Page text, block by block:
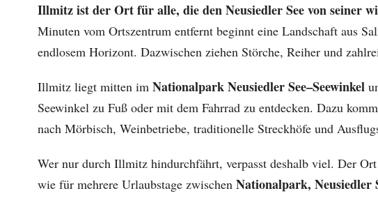
Illmitz ist der Ort für alle, die den Neusiedler See von seiner
Minuten vom Ortszentrum entfernt beginnt eine Landschaft aus
endlosem Horizont. Dazwischen ziehen Störche, Reiher und
Illmitz liegt mitten im Nationalpark Neusiedler See–Seewinkel
Seewinkel zu Fuß oder mit dem Fahrrad zu entdecken. Dazu
nach Mörbisch, Weinbetriebe, traditionelle Streckhöfe und
Wer nur durch Illmitz hindurchfährt, verpasst deshalb viel. Der
wie für mehrere Urlaubstage zwischen Nationalpark, Neusiedler